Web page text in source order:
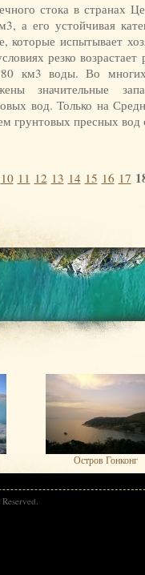
стока в странах
а его устойчивая
которые испытывает
резко возрастает
80 км3 воды. Во
значительные
вод. Только на
грунтовых пресных вод
10 11 12 13 14 15 16 17
Остров Гонконг